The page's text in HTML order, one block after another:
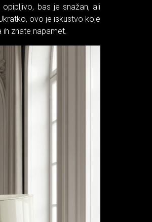
bas je snažan, ali
ovo je iskustvo koje
znate napamet.